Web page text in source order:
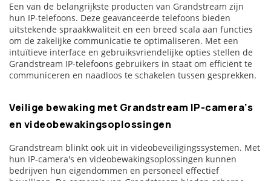
Een van de belangrijkste producten van Grandstream zijn
hun IP-telefoons. Deze geavanceerde telefoons bieden
uitstekende spraakkwaliteit en een breed scala aan functies
om de zakelijke communicatie te optimaliseren. Met een
intuïtieve interface en gebruiksvriendelijke opties stellen de
Grandstream IP-telefoons gebruikers in staat om efficiënt te
communiceren en naadloos te schakelen tussen gesprekken.
Veilige bewaking met Grandstream IP-camera's
en videobewakingsoplossingen
Grandstream blinkt ook uit in videobeveiligingssystemen. Met
hun IP-camera's en videobewakingsoplossingen kunnen
bedrijven hun eigendommen en personeel effectief